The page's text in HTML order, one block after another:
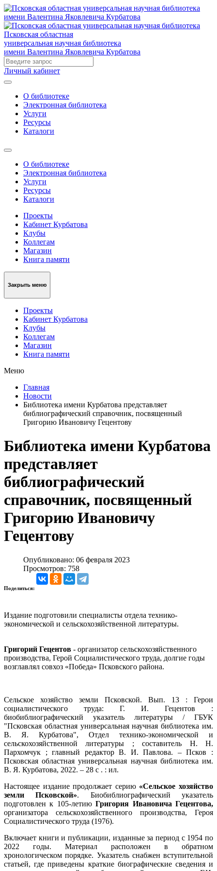
Псковская областная
универсальная научная библиотека
имени Валентина Яковлевича Курбатова
Личный кабинет
О библиотеке
Электронная библиотека
Услуги
Ресурсы
Каталоги
О библиотеке
Электронная библиотека
Услуги
Ресурсы
Каталоги
Проекты
Кабинет Курбатова
Клубы
Коллегам
Магазин
Книга памяти
Закрыть меню
Проекты
Кабинет Курбатова
Клубы
Коллегам
Магазин
Книга памяти
Меню
Главная
Новости
Библиотека имени Курбатова представляет
библиографический справочник, посвященный
Григорию Ивановичу Гецентову
Библиотека имени Курбатова
представляет
библиографический
справочник, посвященный
Григорию Ивановичу
Гецентову
Опубликовано: 06 февраля 2023
Просмотров: 758
Поделиться:
Издание подготовили специалисты отдела технико-
экономической и сельскохозяйственной литературы.
Григорий Гецентов - организатор сельскохозяйственного
производства, Герой Социалистического труда, долгие годы
возглавлял совхоз «Победа» Псковского района.
Сельское хозяйство земли Псковской. Вып. 13 : Герои
социалистического труда: Г. И. Гецентов :
биобиблиографический указатель литературы / ГБУК
"Псковская областная универсальная научная библиотека им.
В. Я. Курбатова", Отдел технико-экономической и
сельскохозяйственной литературы ; составитель Н. Н.
Пархомчук ; главный редактор В. И. Павлова. – Псков :
Псковская областная универсальная научная библиотека им.
В. Я. Курбатова, 2022. – 28 с . : ил.
Настоящее издание продолжает серию «Сельское хозяйство
земли Псковской». Биобиблиографический указатель
подготовлен к 105-летиюГригория Ивановича Гецентова,
организатора сельскохозяйственного производства, Героя
Социалистического труда (1976).
Включает книги и публикации, изданные за период с 1954 по
2022 годы. Материал расположен в обратном
хронологическом порядке. Указатель снабжен вступительной
статьей, где приведены краткие биографические сведения и